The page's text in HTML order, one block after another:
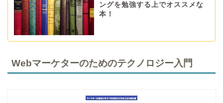
ングを勉強する上でオススメな
本！
Webマーケターのためのテクノロジー入門